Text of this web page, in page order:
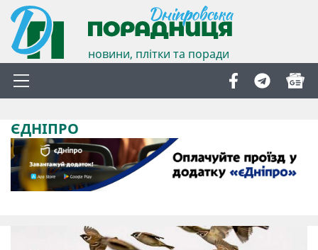
новини, плітки та поради
ЄДНІПРО